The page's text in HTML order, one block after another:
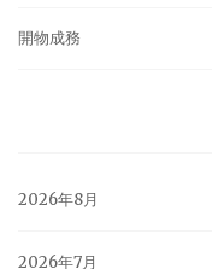
開物成務
2026年8月
2026年7月